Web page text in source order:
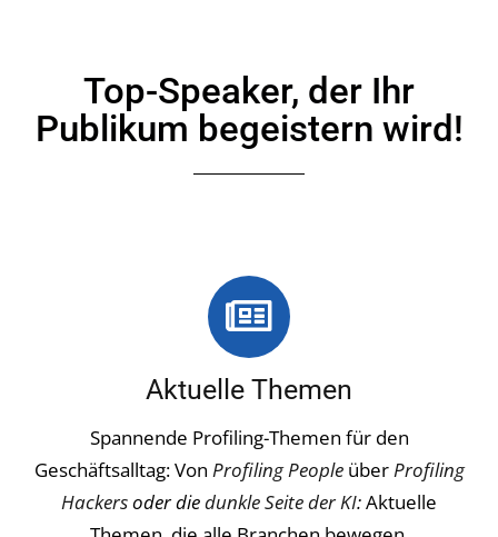
Top-Speaker, der Ihr
Publikum begeistern wird!
Aktuelle Themen
Spannende Profiling-Themen für den
Geschäftsalltag: Von Profiling PeopleüberProfiling
Hackersoder diedunkle Seite der KI:Aktuelle